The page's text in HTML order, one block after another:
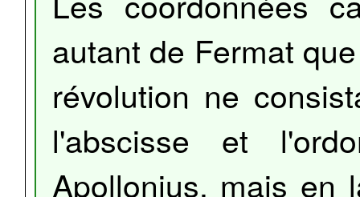
autant de Fermat
révolution ne
l'abscisse et
Apollonius, mais en